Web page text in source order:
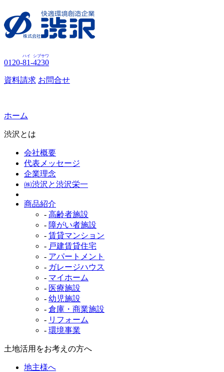
0120-81
ハイ
-4230
シブサワ
資料請求 お問合せ
ホーム
渋沢とは
会社概要
代表メッセージ
企業理念
㈱渋沢と渋沢栄一
商品紹介
- 高齢者施設
- 障がい者施設
- 賃貸マンション
- 戸建賃貸住宅
- アパートメント
- ガレージハウス
- マイホーム
- 医療施設
- 幼児施設
- 倉庫・商業施設
- リフォーム
- 環境事業
土地活用をお考えの方へ
地主様へ